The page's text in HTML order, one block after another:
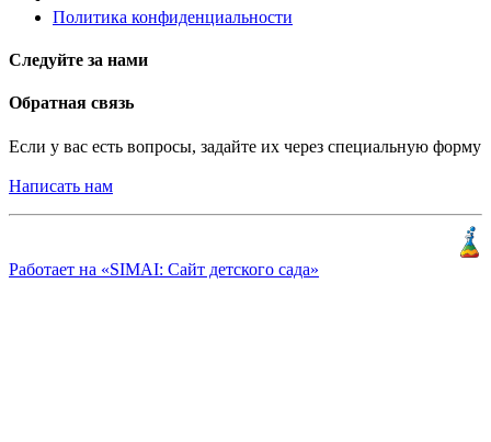
Политика конфиденциальности
Следуйте за нами
Обратная связь
Если у вас есть вопросы, задайте их через специальную форму
Написать нам
Работает на «SIMAI: Сайт детского сада»